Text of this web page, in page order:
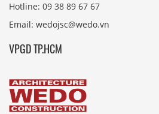
Hotline: 09 38 89 67 67
Email: wedojsc@wedo.vn
VPGD TP.HCM